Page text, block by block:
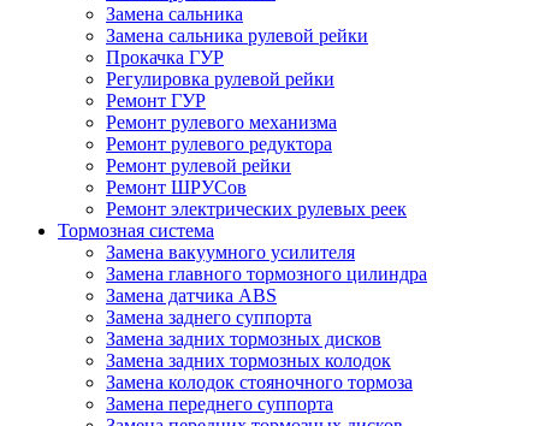
Замена сальника
Замена сальника рулевой рейки
Прокачка ГУР
Регулировка рулевой рейки
Ремонт ГУР
Ремонт рулевого механизма
Ремонт рулевого редуктора
Ремонт рулевой рейки
Ремонт ШРУСов
Ремонт электрических рулевых реек
Тормозная система
Замена вакуумного усилителя
Замена главного тормозного цилиндра
Замена датчика ABS
Замена заднего суппорта
Замена задних тормозных дисков
Замена задних тормозных колодок
Замена колодок стояночного тормоза
Замена переднего суппорта